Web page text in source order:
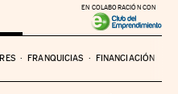
EN COLABORACIÓN CON
FRANQUICIAS FINANCIACIÓN